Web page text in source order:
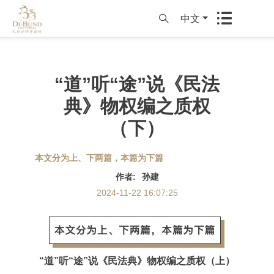
中文
“道”听“途”说《民法
典》物权编之质权
（下）
本文分为上、下两篇，本篇为下篇
作者:
孙建
2024-11-22 16:07:25
“道”听“途”说《民法典》物权编之质权（上）